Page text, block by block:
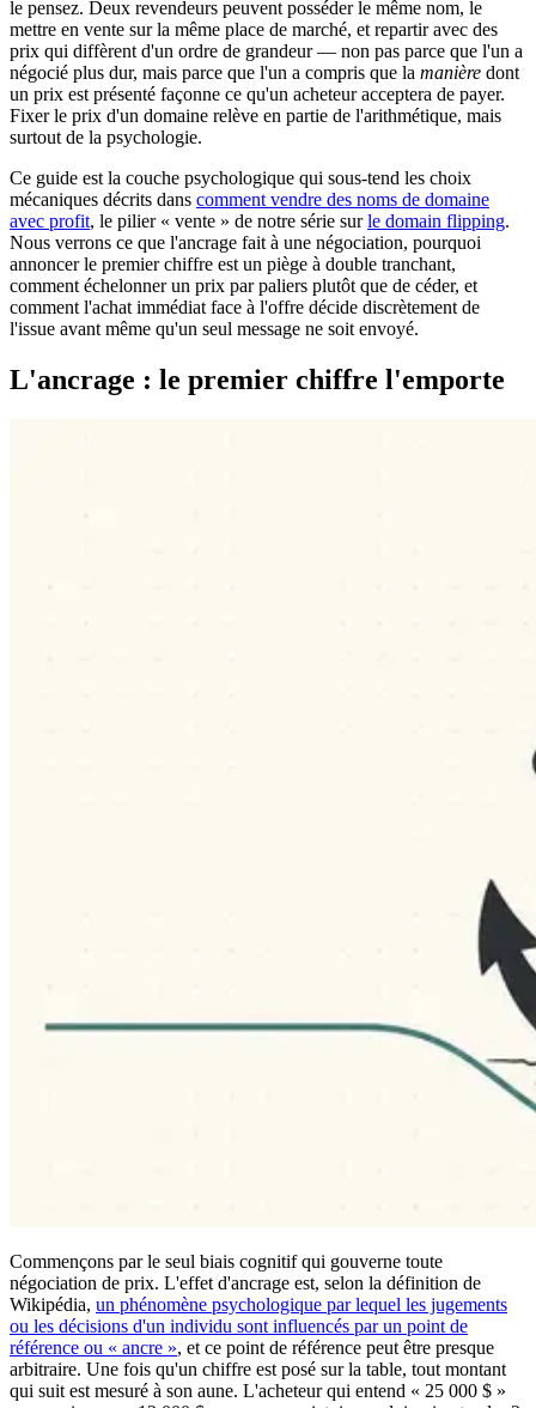
le pensez. Deux revendeurs peuvent posséder le même nom, le
mettre en vente sur la même place de marché, et repartir avec des
prix qui diffèrent d'un ordre de grandeur — non pas parce que l'un a
négocié plus dur, mais parce que l'un a compris que la manière dont
un prix est présenté façonne ce qu'un acheteur acceptera de payer.
Fixer le prix d'un domaine relève en partie de l'arithmétique, mais
surtout de la psychologie.
Ce guide est la couche psychologique qui sous-tend les choix
mécaniques décrits dans comment vendre des noms de domaine
avec profit, le pilier « vente » de notre série surle domain flipping.
Nous verrons ce que l'ancrage fait à une négociation, pourquoi
annoncer le premier chiffre est un piège à double tranchant,
comment échelonner un prix par paliers plutôt que de céder, et
comment l'achat immédiat face à l'offre décide discrètement de
l'issue avant même qu'un seul message ne soit envoyé.
L'ancrage : le premier chiffre l'emporte
Commençons par le seul biais cognitif qui gouverne toute
négociation de prix. L'effet d'ancrage est, selon la définition de
Wikipédia, un phénomène psychologique par lequel les jugements
ou les décisions d'un individu sont influencés par un point de
référence ou « ancre », et ce point de référence peut être presque
arbitraire. Une fois qu'un chiffre est posé sur la table, tout montant
qui suit est mesuré à son aune. L'acheteur qui entend « 25 000 $ »